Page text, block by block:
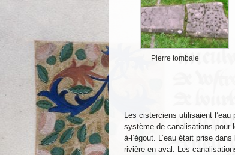
Pierre tombale
Les cisterciens utilisaient
système de canalisations pour
à-l’égout. L’eau était prise
rivière en aval. Les